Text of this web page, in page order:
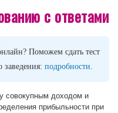
с ответами
Поможем сдать тест
заведения: подробности.
совокупным доходом и
прибыльности при